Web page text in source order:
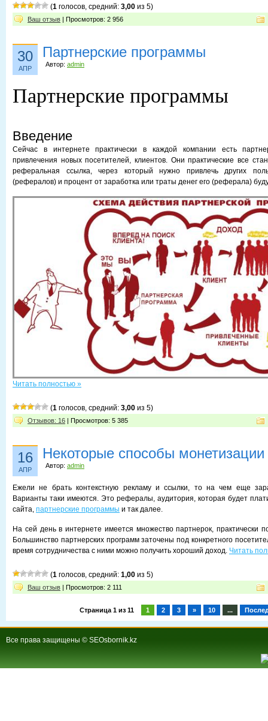
(1 голосов, средний: 3,00 из 5)
Ваш отзыв | Просмотров: 2 956
30
АПР
Партнерские программы
Автор: admin
Партнерские программы
Введение
Сейчас в интернете практически в каждой компании есть
привлечения новых посетителей, клиентов. Они практические все
реферальная ссылка, через который нужно привлечь других
(рефералов) и процент от заработка или траты денег его (реферала)
Читать полностью »
(1 голосов, средний: 3,00 из 5)
Отзывов: 16 | Просмотров: 5 385
16
АПР
Некоторые способы монетизации
Автор: admin
Ежели не брать контекстную рекламу и ссылки, то на чем еще
Варианты таки имеются. Это рефералы, аудитория, которая будет
сайта, партнерские программы и так далее.
На сей день в интернете имеется множество партнерок, практически
Большинство партнерских программ заточены под конкретного
время сотрудничества с ними можно получить хороший доход. Читать
(1 голосов, средний: 1,00 из 5)
Ваш отзыв | Просмотров: 2 111
Страница 1 из 11 1 2 3 » 10 ...
Все права защищены © SEOsbornik.kz